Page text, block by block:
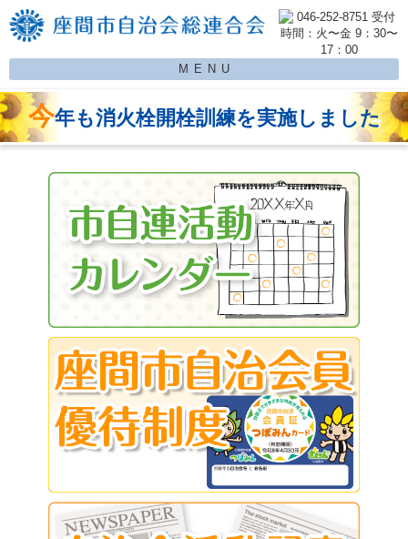
MENU
今年も消火栓開栓訓練を実施しました